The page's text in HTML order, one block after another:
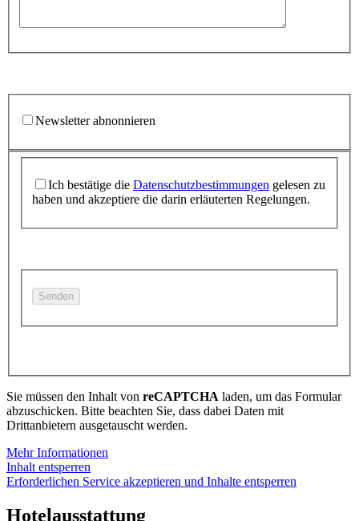
Newsletter abnonnieren
Ich bestätige die Datenschutzbestimmungen gelesen zu
haben und akzeptiere die darin erläuterten Regelungen.
Sie müssen den Inhalt von reCAPTCHA laden, um das Formular
abzuschicken. Bitte beachten Sie, dass dabei Daten mit
Drittanbietern ausgetauscht werden.
Mehr Informationen
Inhalt entsperren
Erforderlichen Service akzeptieren und Inhalte entsperren
Hotelausstattung